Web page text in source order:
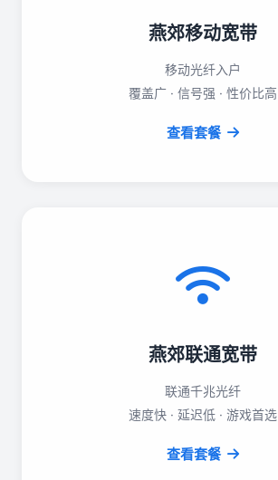
燕郊移动宽带
移动光纤入户
覆盖广 · 信号强 · 性价比高
查看套餐
燕郊联通宽带
联通千兆光纤
速度快 · 延迟低 · 游戏首选
查看套餐